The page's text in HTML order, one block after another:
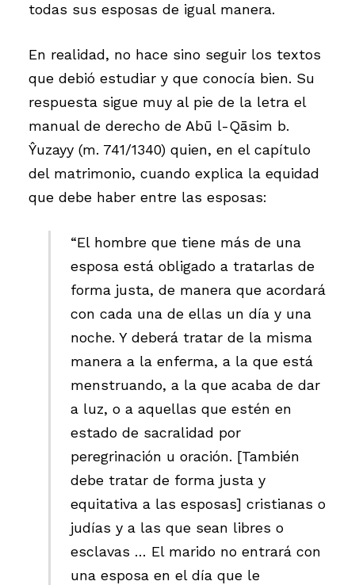
todas sus esposas de igual manera.
En realidad, no hace sino seguir los textos
que debió estudiar y que conocía bien. Su
respuesta sigue muy al pie de la letra el
manual de derecho de Abū l-Qāsim b.
Ŷuzayy (m. 741/1340) quien, en el capítulo
del matrimonio, cuando explica la equidad
que debe haber entre las esposas:
“El hombre que tiene más de una
esposa está obligado a tratarlas de
forma justa, de manera que acordará
con cada una de ellas un día y una
noche. Y deberá tratar de la misma
manera a la enferma, a la que está
menstruando, a la que acaba de dar
a luz, o a aquellas que estén en
estado de sacralidad por
peregrinación u oración. [También
debe tratar de forma justa y
equitativa a las esposas] cristianas o
judías y a las que sean libres o
esclavas … El marido no entrará con
una esposa en el día que le